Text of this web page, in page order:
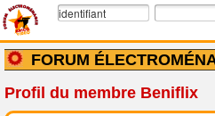
FORUM
Profil du membre Beniflix